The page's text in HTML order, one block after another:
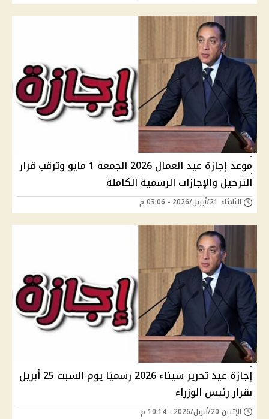
موعد إجازة عيد العمال 2026 الجمعة 1 مايو وترقب قرار
الترحيل والإجازات الرسمية الكاملة
الثلاثاء 21/أبريل/2026 - 03:06 م
إجازة عيد تحرير سيناء 2026 رسميًا يوم السبت 25 أبريل
بقرار رئيس الوزراء
الإثنين 20/أبريل/2026 - 10:14 م